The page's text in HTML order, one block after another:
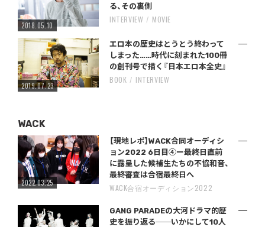
2018.05.10
る、その裏側
INTERVIEW MOVIE
2019.07.23
エロ本の歴史はとうとう終わって
しまった……時代に刻まれた100冊
の創刊号で描く『日本エロ本全史』
BOOK INTERVIEW
WACK
2022.03.25
【現地レポ】WACK合同オーディシ
ョン2022 6日目④ー最終日直前
に露呈した候補生たちの不協和音、
最終審査は合宿最終日へ
WACK合宿オーディション2022
GANG PARADEの大河ドラマ的歴
史を振り返る──いかにして10人